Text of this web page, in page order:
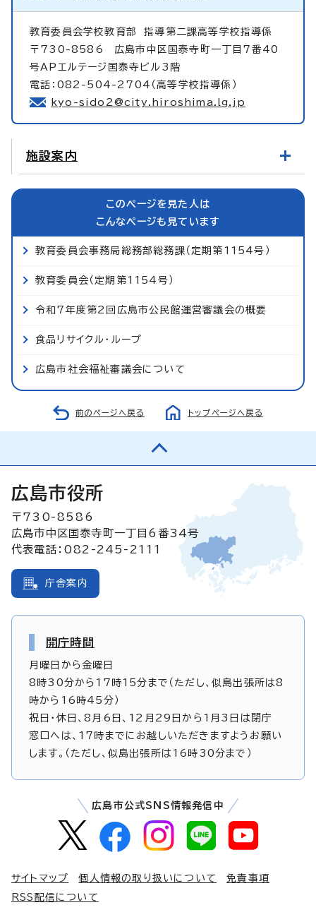
教育委員会学校教育部指導第二課高等学校指導係
〒730-8586 広島市中区国泰寺町一丁目7番40
号APエルテージ国泰寺ビル3階
電話：082-504-2704（高等学校指導係）
kyo-sido2@city.hiroshima.lg.jp
施設案内
このページを見た人は
こんなページも見ています
教育委員会事務局総務部総務課（定期第1154号）
教育委員会（定期第1154号）
令和7年度第2回広島市公民館運営審議会の概要
食品リサイクル・ループ
広島市社会福祉審議会について
前のページへ戻る トップページへ戻る
広島市役所
〒730-8586
広島市中区国泰寺町一丁目6番34号
代表電話：082-245-2111
庁舎案内
開庁時間
月曜日から金曜日
8時30分から17時15分まで（ただし、似島出張所は8
時から16時45分）
祝日・休日、8月6日、12月29日から1月3日は閉庁
窓口へは、17時までにお越しいただきますようお願い
します。（ただし、似島出張所は16時30分まで）
広島市公式SNS情報発信中
サイトマップ 個人情報の取り扱いについて
免責事項
RSS配信について